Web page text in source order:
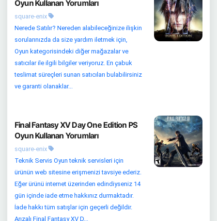
Oyun Kullanan Yorumları
square-enix
Nerede Satılır? Nereden alabileceğinize ilişkin
sorularınızda da size yardım iletmek için,
Oyun kategorisindeki diğer mağazalar ve
satıcılar ile ilgili bilgiler veriyoruz. En çabuk
teslimat süreçleri sunan satıcıları bulabilirsiniz
ve garanti olanaklar...
Final Fantasy XV Day One Edition PS
Oyun Kullanan Yorumları
square-enix
Teknik Servis Oyun teknik servisleri için
ürünün web sitesine erişmenizi tavsiye ederiz.
Eğer ürünü internet üzerinden edindiyseniz 14
gün içinde iade etme hakkınız durmaktadır.
İade hakkı tüm satışlar için geçerli değildir.
Arızalı Final Fantasy XV D...